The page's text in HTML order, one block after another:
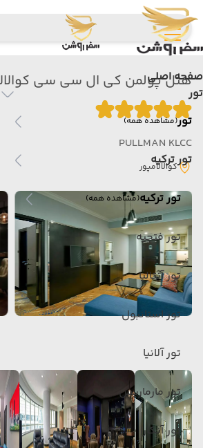
صفحه اصلی
تور
تور(مشاهده همه)
تور ترکیه
تور ترکیه(مشاهده همه)
تور فتحیه
تور آنتالیا
تور استانبول
تور آلانیا
تور مارماریس
تور آنکارا
هتل پولمن کی ال سی سی
PULLMAN KLCC
کوالالامپور